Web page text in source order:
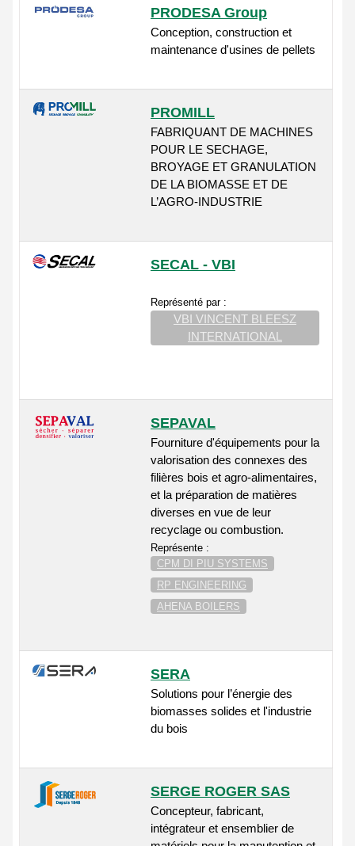
PRODESA Group
Conception, construction et
maintenance d'usines de pellets
PROMILL
FABRIQUANT DE MACHINES
POUR LE SECHAGE,
BROYAGE ET GRANULATION
DE LA BIOMASSE ET DE
L’AGRO-INDUSTRIE
SECAL - VBI
Représenté par :
VBI VINCENT BLEESZ
INTERNATIONAL
SEPAVAL
Fourniture d'équipements pour la
valorisation des connexes des
filières bois et agro-alimentaires,
et la préparation de matières
diverses en vue de leur
recyclage ou combustion.
Représente :
CPM DI PIU SYSTEMS
RP ENGINEERING
AHENA BOILERS
SERA
Solutions pour l’énergie des
biomasses solides et l'industrie
du bois
SERGE ROGER SAS
Concepteur, fabricant,
intégrateur et ensemblier de